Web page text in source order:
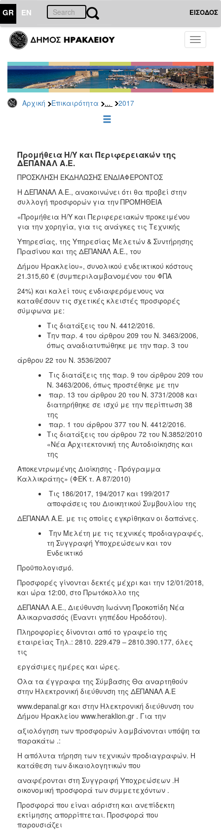
GR EN ΕΙΣΟΔΟΣ
Toggle
Αρχική Επικαιρότητα ... 2017
ΕΠΙΚΑΙΡΟΤΗΤΑ
-
Δημοπρασίες
Αρχείο
2026
2022
2021
2020
2019
2018
2017
2016
2015
2013
Προμήθεια Η/Υ και Περιφερειακών της
ΔΕΠΑΝΑΛ Α.Ε.
ΠΡΟΣΚΛΗΣΗ ΕΚΔΗΛΩΣΗΣ ΕΝΔΙΑΦΕΡΟΝΤΟΣ
Η ΔΕΠΑΝΑΛ Α.Ε., ανακοινώνει ότι θα προβεί στην
συλλογή προσφορών για την ΠΡΟΜΗΘΕΙΑ
«Προμήθεια Η/Υ και Περιφερειακών προκειμένου
για την χορηγία, για τις ανάγκες τις Τεχνικής
Υπηρεσίας, της Υπηρεσίας Μελετών & Συντήρησης
Πρασίνου και της ΔΕΠΑΝΑΛ Α.Ε., του
Δήμου Ηρακλείου», συνολικού ενδεικτικού κόστους
21.315,60 € (συμπεριλαμβανομένου του ΦΠΑ
24%) και καλεί τους ενδιαφερόμενους να
καταθέσουν τις σχετικές κλειστές προσφορές
σύμφωνα με:
Τις διατάξεις του Ν. 4412/2016.
Την παρ. 4 του άρθρου 209 του Ν. 3463/2006,
όπως αναδιατυπώθηκε με την παρ. 3 του
άρθρου 22 του Ν. 3536/2007
Τις διατάξεις της παρ. 9 του άρθρου 209 του
Ν. 3463/2006, όπως προστέθηκε με την
παρ. 13 του άρθρου 20 του Ν. 3731/2008 και
διατηρήθηκε σε ισχύ με την περίπτωση 38
της
παρ. 1 του άρθρου 377 του Ν. 4412/2016.
Τις διατάξεις του άρθρου 72 του Ν.3852/2010
«Νέα Αρχιτεκτονική της Αυτοδιοίκησης και
της
Αποκεντρωμένης Διοίκησης - Πρόγραμμα
Καλλικράτης» (ΦΕΚ τ. Α 87/2010)
Τις 186/2017, 194/2017 και 199/2017
αποφάσεις του Διοικητικού Συμβουλίου της
ΔΕΠΑΝΑΛ Α.Ε. με τις οποίες εγκρίθηκαν οι δαπάνες.
Την Μελέτη με τις τεχνικές προδιαγραφές,
τη Συγγραφή Υποχρεώσεων και τον
Ενδεικτικό
Προϋπολογισμό.
Προσφορές γίνονται δεκτές μέχρι και την 12/01/2018,
και ώρα 12:00, στο Πρωτόκολλο της
ΔΕΠΑΝΑΛ Α.Ε., Διεύθυνση Ιωάννη Προκοπίδη Νέα
Αλικαρνασσός (Έναντι γηπέδου Ηροδότου).
Πληροφορίες δίνονται από το γραφείο της
εταιρείας Τηλ.: 2810. 229.479 – 2810.390.177, όλες
τις
εργάσιμες ημέρες και ώρες.
Όλα τα έγγραφα της Σύμβασης Θα αναρτηθούν
στην Ηλεκτρονική διεύθυνση της ΔΕΠΑΝΑΛ Α.Ε
www.depanal.gr και στην Ηλεκτρονική διεύθυνση του
Δήμου Ηρακλείου www.heraklion.gr . Για την
αξιολόγηση των προσφορών λαμβάνονται υπόψη τα
παρακάτω .:
Η απόλυτα τήρηση των τεχνικών προδιαγραφών. Η
κατάθεση των δικαιολογητικών που
αναφέρονται στη Συγγραφή Υποχρεώσεων .Η
οικονομική προσφορά των συμμετεχόντων .
Προσφορά που είναι αόριστη και ανεπίδεκτη
εκτίμησης απορρίπτεται. Προσφορά που
παρουσιάζει